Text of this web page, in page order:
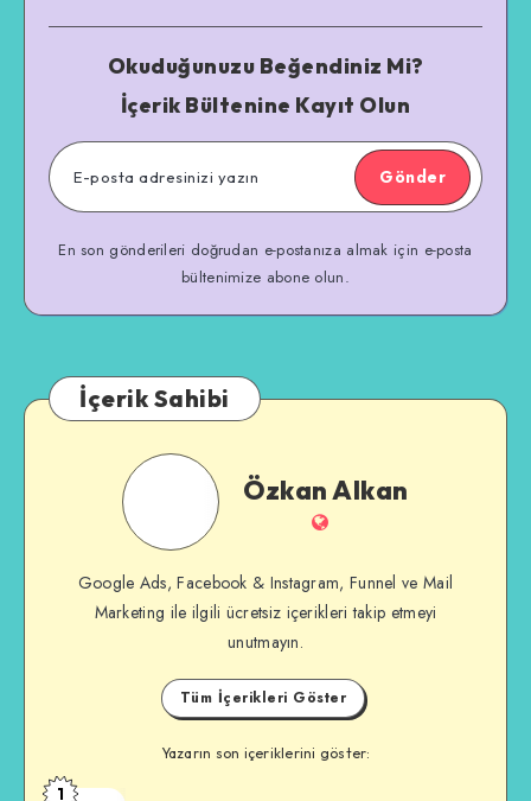
Okuduğunuzu Beğendiniz Mi?
İçerik Bültenine Kayıt Olun
Gönder
En son gönderileri doğrudan e-postanıza almak için e-posta
bültenimize abone olun.
İçerik Sahibi
Özkan
Özkan Alkan
İnternet
Google Ads, Facebook & Instagram, Funnel ve Mail
Marketing ile ilgili ücretsiz içerikleri takip etmeyi
unutmayın.
Tüm İçerikleri Göster
Yazarın son içeriklerini göster:
1